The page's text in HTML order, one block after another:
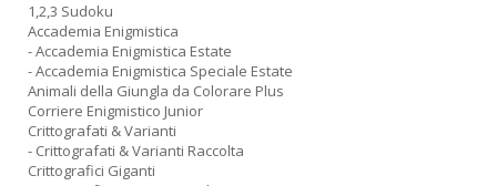
1,2,3 Sudoku
Accademia Enigmistica
- Accademia Enigmistica Estate
- Accademia Enigmistica Speciale Estate
Animali della Giungla da Colorare Plus
Corriere Enigmistico Junior
Crittografati & Varianti
- Crittografati & Varianti Raccolta
Crittografici Giganti